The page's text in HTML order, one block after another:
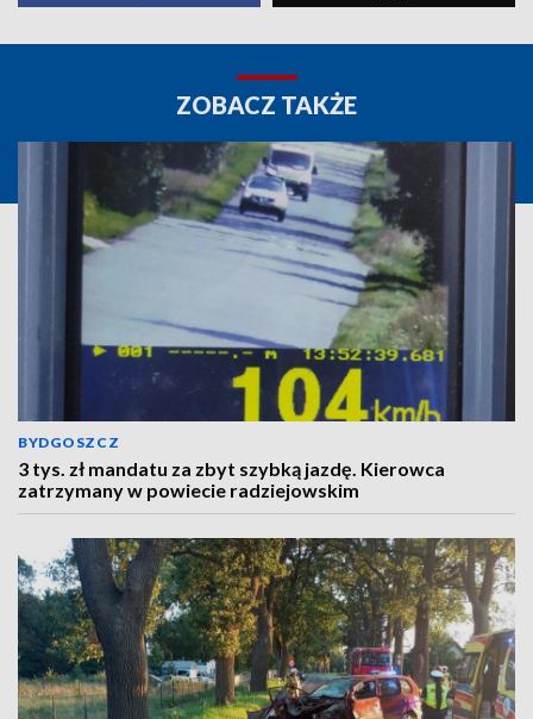
ZOBACZ TAKŻE
BYDGOSZCZ
3 tys. zł mandatu za zbyt szybką jazdę. Kierowca
zatrzymany w powiecie radziejowskim